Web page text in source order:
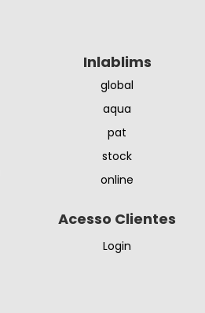
Inlablims
global
aqua
pat
stock
online
Acesso Clientes
Login